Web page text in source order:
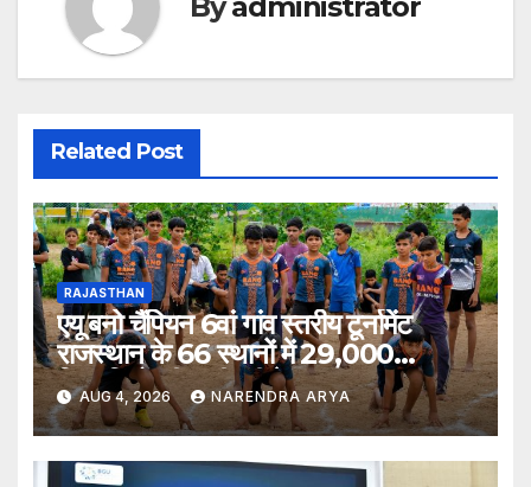
Byadministrator
Related Post
RAJASTHAN
एयू बनो चैंपियन 6वां गांव स्तरीय टूर्नामेंट
राजस्थान के 66 स्थानों में 29,000
खिलाड़ियों की भागीदारी के साथ संपन्न हुआ
AUG 4, 2026 NARENDRA ARYA